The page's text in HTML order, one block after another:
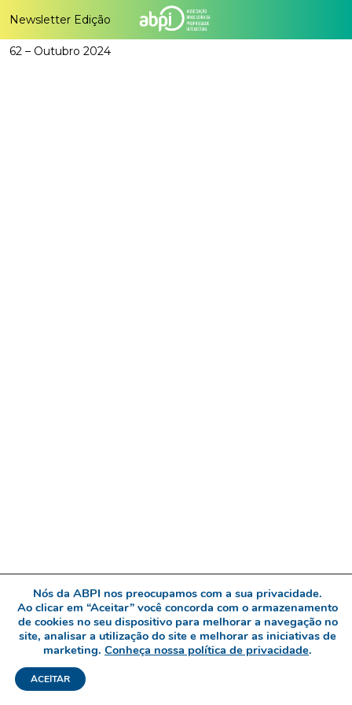
Newsletter Edição
62 – Outubro 2024
Nós da ABPI nos preocupamos com a sua privacidade.
Ao clicar em “Aceitar” você concorda com o armazenamento
de cookies no seu dispositivo para melhorar a navegação no
site, analisar a utilização do site e melhorar as iniciativas de
marketing. Conheça nossa política de privacidade.
ACEITAR